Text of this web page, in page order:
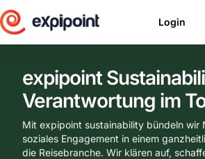
Login
expipoint
Verantwortung im
Mit expipoint sustainability bündeln wir
soziales Engagement in einem
die Reisebranche. Wir klären auf,